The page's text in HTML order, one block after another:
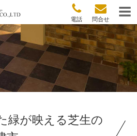
問合せ
電話
緑が映える芝生の